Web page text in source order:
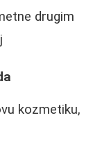
drugim
kozmetiku,